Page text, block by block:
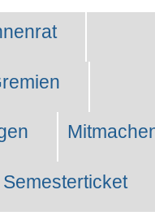
Semesterticket